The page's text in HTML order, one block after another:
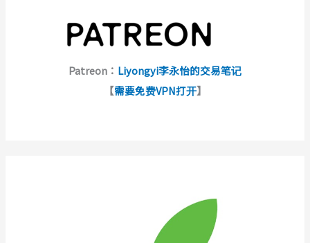
Patreon： Liyongyi李永怡的交易笔记
【需要免费VPN打开】